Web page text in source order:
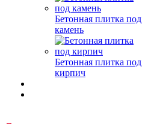
Бетонная плитка под
камень
Бетонная плитка под
кирпич